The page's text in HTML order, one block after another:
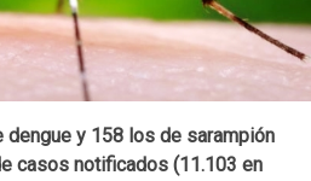
dengue y 158 los de sarampión
casos notificados (11.103 en